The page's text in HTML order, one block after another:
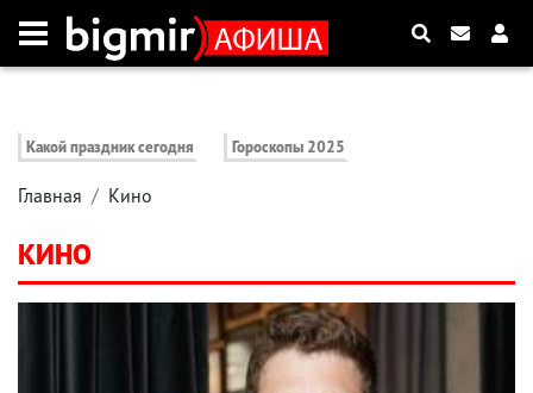
Какой праздник сегодня Гороскопы 2025
Главная Кино
КИНО